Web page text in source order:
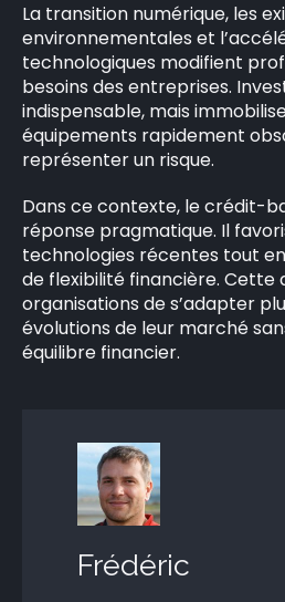
La transition numérique, les
environnementales et
technologiques modifient
besoins des entreprises.
indispensable, mais
équipements rapidement
représenter un risque.
Dans ce contexte, le crédit-
réponse pragmatique. Il
technologies récentes tout
de flexibilité financière.
organisations de s’adapter
évolutions de leur marché
équilibre financier.
Frédéric